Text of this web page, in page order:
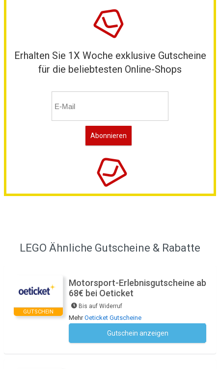
Erhalten Sie 1X Woche exklusive Gutscheine
für die beliebtesten Online-Shops
LEGO Ähnliche Gutscheine & Rabatte
GUTSCHEIN
Motorsport-Erlebnisgutscheine ab
68€ bei Oeticket
Bis auf Widerruf
MehrOeticket Gutscheine
Gutschein anzeigen